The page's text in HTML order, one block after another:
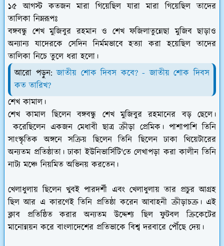
১৫ আগস্ট কতজন মারা গিয়েছিল যারা মারা গিয়েছিল তাদের
তালিকা নিম্নরূপঃ
বঙ্গবন্ধু শেখ মুজিবুর রহমান ও শেখ ফজিলাতুন্নেছা মুজিব ছাড়াও
অন্যান্য যাদেরকে সেদিন নির্মমভাবে হত্যা করা হয়েছিল তাদের
তালিকা নিচে তুলে ধরা হলো।
আরো পড়ুন:জাতীয় শোক দিবস কবে? - জাতীয় শোক দিবস
কত তারিখ?
শেখ কামাল।
শেখ কামাল ছিলেন বঙ্গবন্ধু শেখ মুজিবুর রহমানের বড় ছেলে।
করেছিলেন একজন মেধাবী ছাত্র ক্রীড়া প্রেমিক। পাশাপাশি তিনি
সাংস্কৃতিক অঙ্গনে সক্রিয় ছিলেন তিনি ছিলেন ঢাকা থিয়েটারের
অন্যতম প্রতিষ্ঠাতা। ঢাকা ইউনিভার্সিটি'তে লেখাপড়া করা কালীন তিনি
নাট্য মঞ্চে নিয়মিত অভিনয় করতেন।
খেলাধুলায় ছিলেন খুবই পারদর্শী এবং খেলাধুলায় তার প্রচুর আগ্রহ
ছিল আর এ কারণেই তিনি প্রতিষ্ঠা করেন আবাহনী ক্রীড়াচক্র। এই
ক্লাব প্রতিষ্ঠিত করার অন্যতম উদ্দেশ্য ছিল ফুটবল ক্রিকেটের
মানোন্নয়ন করে বাংলাদেশের প্রতিভাকে বিশ্ব দরবারে পৌঁছে দেয়।